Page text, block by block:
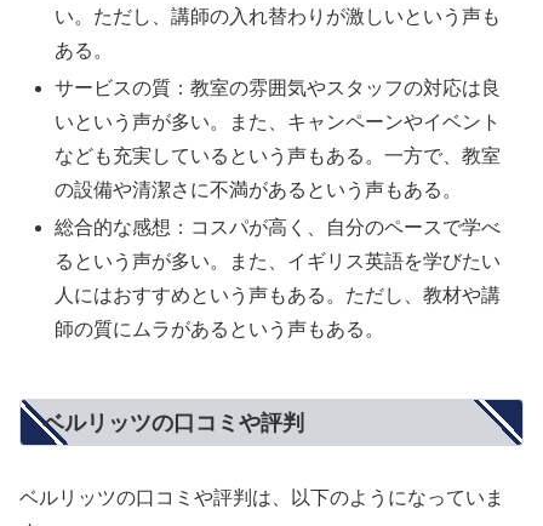
い。ただし、講師の入れ替わりが激しいという声も
ある。
サービスの質：教室の雰囲気やスタッフの対応は良
いという声が多い。また、キャンペーンやイベント
なども充実しているという声もある。一方で、教室
の設備や清潔さに不満があるという声もある。
総合的な感想：コスパが高く、自分のペースで学べ
るという声が多い。また、イギリス英語を学びたい
人にはおすすめという声もある。ただし、教材や講
師の質にムラがあるという声もある。
ベルリッツの口コミや評判
ベルリッツの口コミや評判は、以下のようになっていま